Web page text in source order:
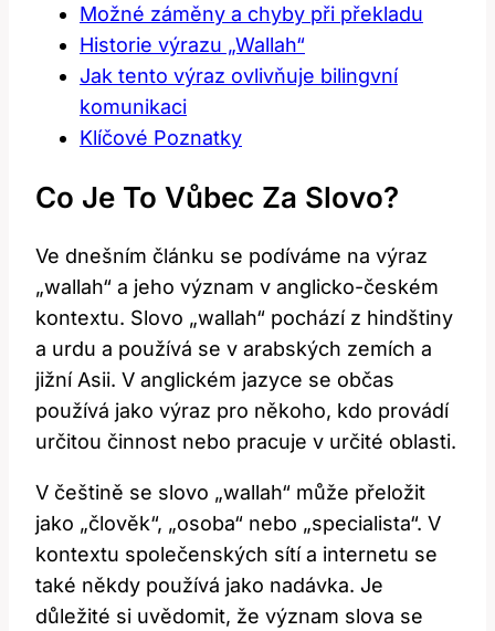
Možné záměny a chyby při překladu
Historie výrazu „Wallah“
Jak tento výraz ovlivňuje bilingvní
komunikaci
Klíčové Poznatky
Co Je To Vůbec Za Slovo?
Ve dnešním článku se podíváme na výraz
„wallah“ a jeho význam v anglicko-českém
kontextu. Slovo „wallah“ pochází z hindštiny
a urdu a používá se v arabských zemích a
jižní Asii. V anglickém jazyce se občas
používá jako výraz pro někoho, kdo provádí
určitou činnost nebo pracuje v určité oblasti.
V češtině se slovo „wallah“ může přeložit
jako „člověk“, „osoba“ nebo „specialista“. V
kontextu společenských sítí a internetu se
také někdy používá jako nadávka. Je
důležité si uvědomit, že význam slova se